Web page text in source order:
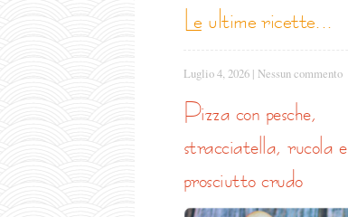
le ultime ricette...
Luglio 4, 2026 | Nessun commento
pizza con pesche,
stracciatella, rucola e
prosciutto crudo